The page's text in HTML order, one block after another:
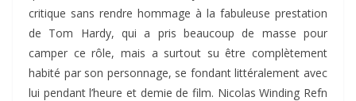
critique sans rendre hommage à la fabuleuse prestation
de Tom Hardy, qui a pris beaucoup de masse pour
camper ce rôle, mais a surtout su être complètement
habité par son personnage, se fondant littéralement avec
lui pendant l’heure et demie de film. Nicolas Winding Refn